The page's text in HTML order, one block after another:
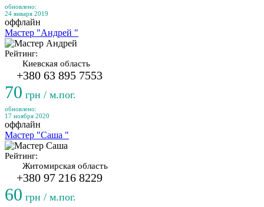
обновлено:
24 января 2019
оффлайн
Мастер "Андрей "
Рейтинг:
Киевская область
+380 63 895 7553
70 грн / м.пог.
обновлено:
17 ноября 2020
оффлайн
Мастер "Саша "
Рейтинг:
Житомирская область
+380 97 216 8229
60 грн / м.пог.